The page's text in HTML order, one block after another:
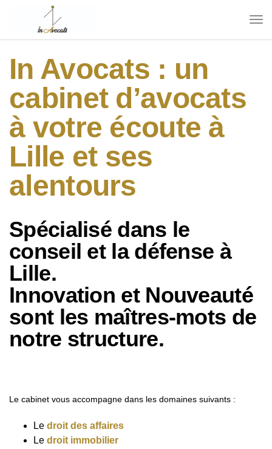
In Avocats : un
cabinet d’avocats
à votre écoute à
Lille et ses
alentours
Spécialisé dans le
conseil et ladéfense à
Lille.
Innovation et Nouveauté
sont les maîtres-mots de
notre structure.
Le cabinet vous accompagne dans les domaines suivants :
Le droit des affaires
Le droit immobilier